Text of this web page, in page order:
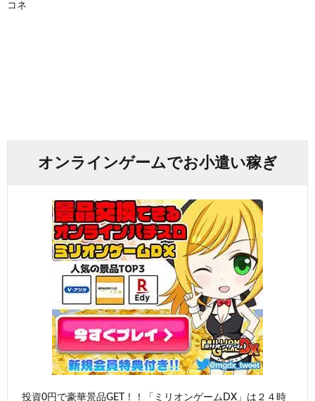
コネ
オンラインゲームでお小遣い稼ぎ
投資0円で豪華景品GET！！「ミリオンゲームDX」は２４時